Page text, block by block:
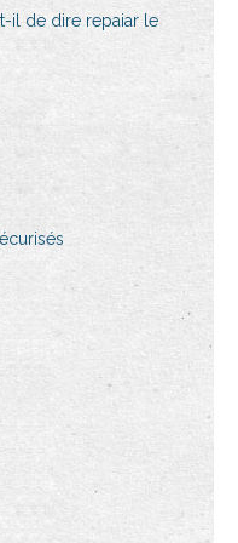
il de dire repaiar le